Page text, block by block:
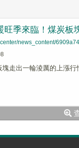
旺季來臨！煤炭板
news_content/
走出一輪淩厲的上漲